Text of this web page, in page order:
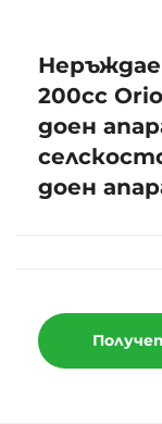
200cc
доен
доен